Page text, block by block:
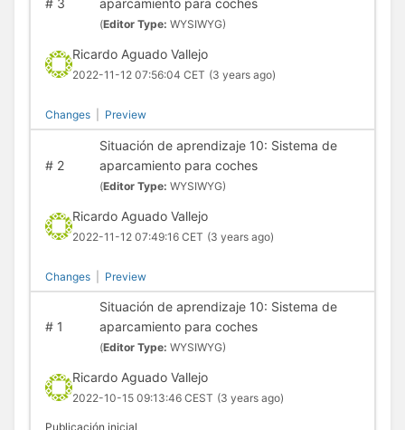
#3
aparcamiento para coches
(Editor Type: WYSIWYG)
Ricardo Aguado Vallejo
2022-11-12 07:56:04 CET (3 years ago)
Changes Preview
#2
Situación de aprendizaje 10: Sistema de
aparcamiento para coches
(Editor Type: WYSIWYG)
Ricardo Aguado Vallejo
2022-11-12 07:49:16 CET (3 years ago)
Changes Preview
#1
Situación de aprendizaje 10: Sistema de
aparcamiento para coches
(Editor Type: WYSIWYG)
Ricardo Aguado Vallejo
2022-10-15 09:13:46 CEST (3 years ago)
Publicación inicial